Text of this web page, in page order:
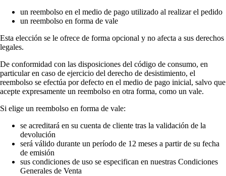
un reembolso en el medio de pago utilizado al realizar el pedido
un reembolso en forma de vale
Esta elección se le ofrece de forma opcional y no afecta a sus derechos
legales.
De conformidad con las disposiciones del código de consumo, en
particular en caso de ejercicio del derecho de desistimiento, el
reembolso se efectúa por defecto en el medio de pago inicial, salvo que
acepte expresamente un reembolso en otra forma, como un vale.
Si elige un reembolso en forma de vale:
se acreditará en su cuenta de cliente tras la validación de la
devolución
será válido durante un período de 12 meses a partir de su fecha
de emisión
sus condiciones de uso se especifican en nuestras Condiciones
Generales de Venta